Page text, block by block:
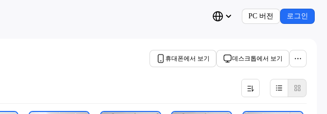
PC 버전 로그인
휴대폰에서 보기 데스크톱에서 보기